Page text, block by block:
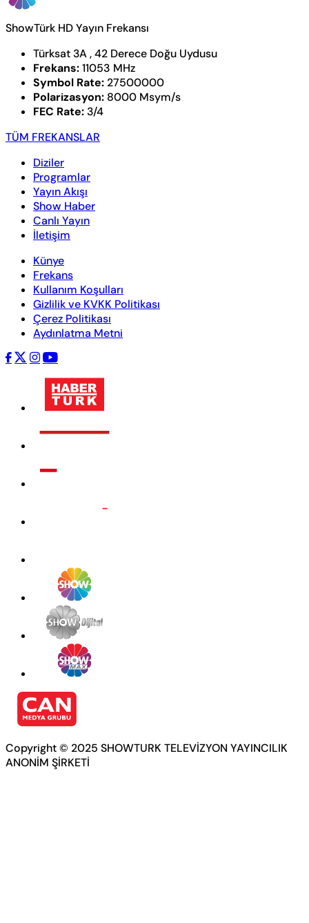
ShowTürk HD Yayın Frekansı
Türksat 3A , 42 Derece Doğu Uydusu
Frekans:11053 MHz
Symbol Rate: 27500000
Polarizasyon: 8000 Msym/s
FEC Rate: 3/4
TÜM FREKANSLAR
Diziler
Programlar
Yayın Akışı
Show Haber
Canlı Yayın
İletişim
Künye
Frekans
Kullanım Koşulları
Gizlilik ve KVKK Politikası
Çerez Politikası
Aydınlatma Metni
Copyright © 2025 SHOWTURK TELEVİZYON YAYINCILIK
ANONİM ŞİRKETİ